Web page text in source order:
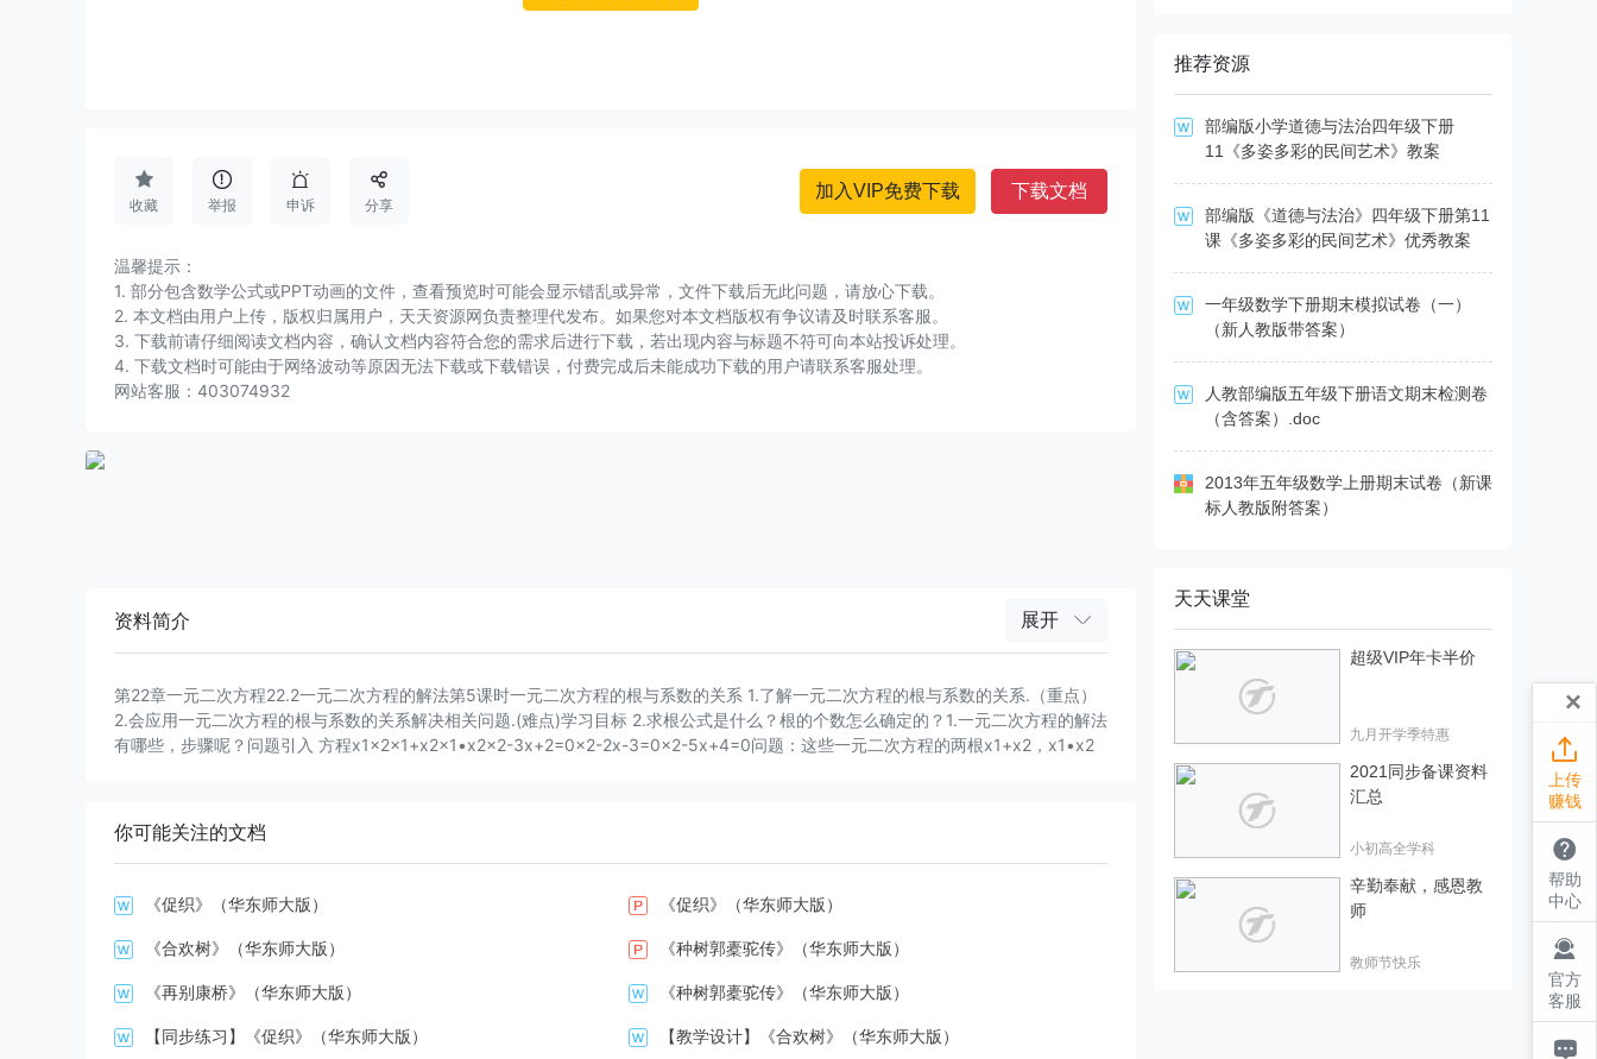

收藏

举报

申诉

分享
加入VIP免费下载 下载文档
温馨提示：
1. 部分包含数学公式或PPT动画的文件，查看预览时可能会显示错乱或异常，文件下载后无此问题，请放心下载。
2. 本文档由用户上传，版权归属用户，天天资源网负责整理代发布。如果您对本文档版权有争议请及时联系客服。
3. 下载前请仔细阅读文档内容，确认文档内容符合您的需求后进行下载，若出现内容与标题不符可向本站投诉处理。
4. 下载文档时可能由于网络波动等原因无法下载或下载错误，付费完成后未能成功下载的用户请联系客服处理。
网站客服：403074932
资料简介 展开
第22章一元二次方程22.2一元二次方程的解法第5课时一元二次方程的根与系数的关系 1.了解一元二次方程的根与系数的关系.（重点）
2.会应用一元二次方程的根与系数的关系解决相关问题.(难点)学习目标 2.求根公式是什么？根的个数怎么确定的？1.一元二次方程的解法
有哪些，步骤呢？问题引入 方程x1x2x1+x2x1•x2x2-3x+2=0x2-2x-3=0x2-5x+4=0问题：这些一元二次方程的两根x1+x2，x1•x2
常数，a≠0）的两根为x1，x2，且则x1+x2和x1•x2与系数a、b、c的关系为新课讲解 验证：新课讲解 猜想正确！新课讲解 任何一个一
元二次方程的根与系数的关系：如果方程ax2+bx+c=0(a≠0)的两个根是x1，x2，那么x1+x2=，x1·x2=注意：能用根与系数的关系的前
提条件为b2-4ac≥0.韦达定理新课讲解 一、直接运用根与系数的关系不解方程，求下列方程两根之和两根之积.利用一元二次方程的根与
系数的关系解决问题2在使用根与系数的关系时，应注意：⑴不是一般式的要先化成一般式；⑵在使用x1+x2=时，注意“-”不要漏写.例1
新课讲解 二、求关于两根的代数式的值设是方程的两个根，利用根与系数的关系，求下列各式的值.例2新课讲解 解:由题意知新课讲解
三、构造新方程求一个一元二次方程，使它的两个根是2和3，且二次项系数为1.解:（x-2)（x-3）=0，即x2-5x+6=0.(答案不唯一）例3
2x1=q，所以x1=4，p=-6，q=8.例4新课讲解 1.方程有一个正根，一个负根，求m的取值范围.解：根据题意，得∴0
你可能关注的文档
《促织》（华东师大版） 《促织》（华东师大版）
《合欢树》（华东师大版） 《种树郭橐驼传》（华东师大版）
《再别康桥》（华东师大版） 《种树郭橐驼传》（华东师大版）
【同步练习】《促织》（华东师大版） 【教学设计】《合欢树》（华东师大版）
推荐资源
部编版小学道德与法治四年级下册
11《多姿多彩的民间艺术》教案
部编版《道德与法治》四年级下册第11
课《多姿多彩的民间艺术》优秀教案
一年级数学下册期末模拟试卷（一）
（新人教版带答案）
人教部编版五年级下册语文期末检测卷
（含答案）.doc
2013年五年级数学上册期末试卷（新课
标人教版附答案）
天天课堂
超级VIP年卡半价
九月开学季特惠
2021同步备课资料
汇总
小初高全学科
辛勤奉献，感恩教
师
教师节快乐
×

上传
赚钱

帮助
中心

官方
客服
